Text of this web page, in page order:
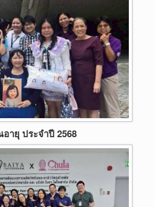
ายุ ประจำปี 2568